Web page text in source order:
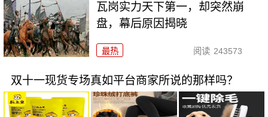
瓦岗实力天下第一，却突然崩
盘，幕后原因揭晓
最热 阅读 243573
双十一现货专场真如平台商家所说的那样吗？